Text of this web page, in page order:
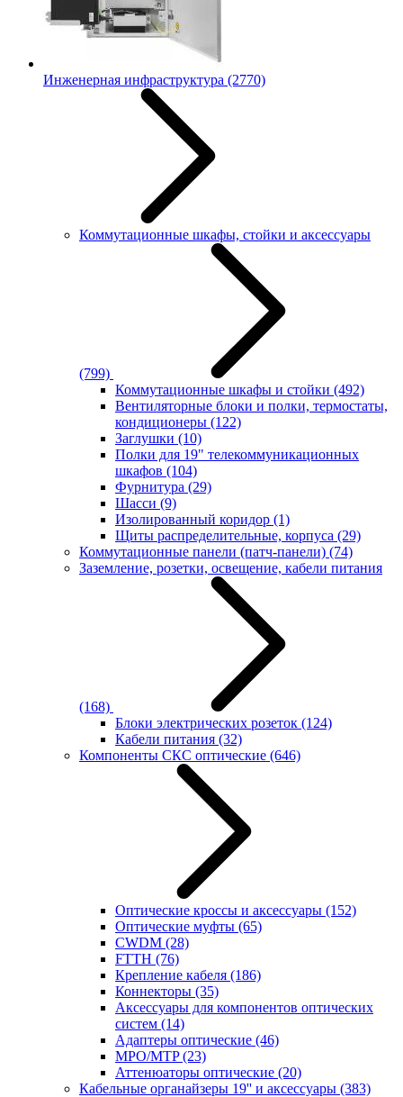
Инженерная инфраструктура (2770)
Коммутационные шкафы, стойки и аксессуары
(799)
Коммутационные шкафы и стойки (492)
Вентиляторные блоки и полки, термостаты,
кондиционеры (122)
Заглушки (10)
Полки для 19" телекоммуникационных
шкафов (104)
Фурнитура (29)
Шасси (9)
Изолированный коридор (1)
Щиты распределительные, корпуса (29)
Коммутационные панели (патч-панели) (74)
Заземление, розетки, освещение, кабели питания
(168)
Блоки электрических розеток (124)
Кабели питания (32)
Компоненты СКС оптические (646)
Оптические кроссы и аксессуары (152)
Оптические муфты (65)
CWDM (28)
FTTH (76)
Крепление кабеля (186)
Коннекторы (35)
Аксессуары для компонентов оптических
систем (14)
Адаптеры оптические (46)
MPO/MTP(23)
Аттенюаторы оптические (20)
Кабельные органайзеры 19'' и аксессуары (383)